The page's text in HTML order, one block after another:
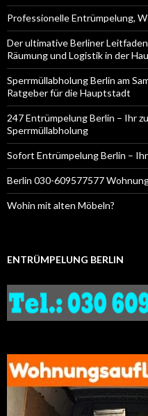
Professionelle Entrümpelung,
Der ultimative Berliner
Räumung und Logistik in der
Sperrmüllabholung Berlin am
Ratgeber für die Hauptstadt
247 Entrümpelung Berlin – Ihr
Sperrmüllabholung
Sofort Entrümpelung Berlin –
Berlin 030-609577577
Wohin mit alten Möbeln?
ENTRÜMPELUNG BERLIN